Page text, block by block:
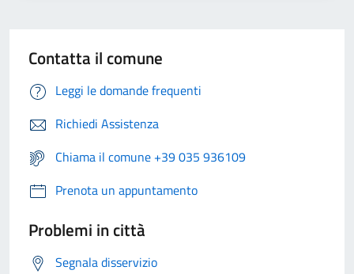
Contatta il comune
Leggi le domande frequenti
Richiedi Assistenza
Chiama il comune +39 035 936109
Prenota un appuntamento
Problemi in città
Segnala disservizio